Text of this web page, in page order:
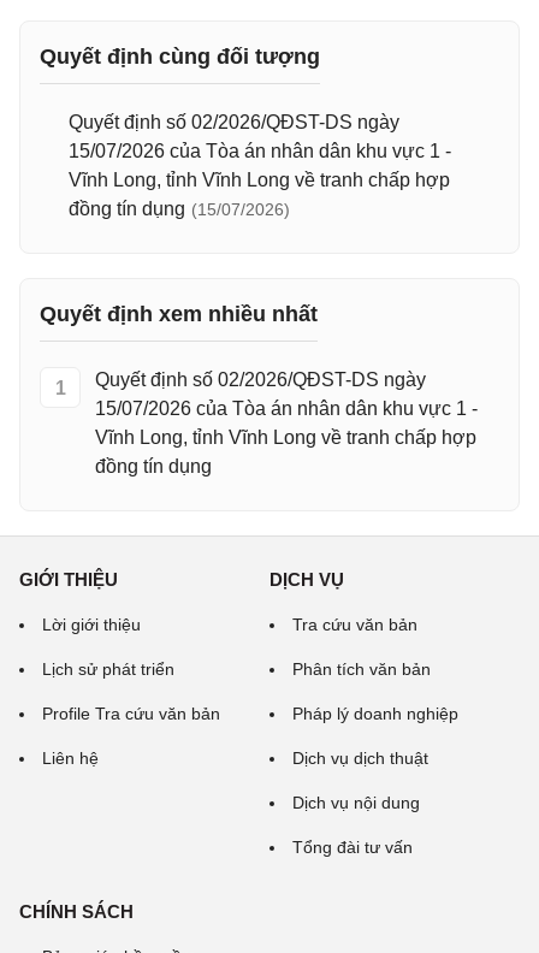
Quyết định cùng đối tượng
Quyết định số 02/2026/QĐST-DS ngày
15/07/2026 của Tòa án nhân dân khu vực 1 -
Vĩnh Long, tỉnh Vĩnh Long về tranh chấp hợp
đồng tín dụng (15/07/2026)
Quyết định xem nhiều nhất
1
Quyết định số 02/2026/QĐST-DS ngày
15/07/2026 của Tòa án nhân dân khu vực 1 -
Vĩnh Long, tỉnh Vĩnh Long về tranh chấp hợp
đồng tín dụng
GIỚI THIỆU
Lời giới thiệu
Lịch sử phát triển
Profile Tra cứu văn bản
Liên hệ
DỊCH VỤ
Tra cứu văn bản
Phân tích văn bản
Pháp lý doanh nghiệp
Dịch vụ dịch thuật
Dịch vụ nội dung
Tổng đài tư vấn
CHÍNH SÁCH